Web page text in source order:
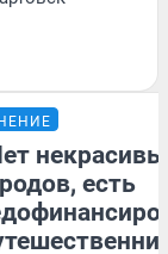
есть